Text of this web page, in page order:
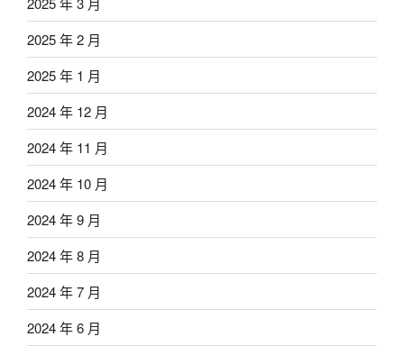
2025 年 2 月
2025 年 1 月
2024 年 12 月
2024 年 11 月
2024 年 10 月
2024 年 9 月
2024 年 8 月
2024 年 7 月
2024 年 6 月